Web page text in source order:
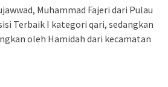
Muhammad Fajeri dari Pulau
Terbaik I kategori qari, sedangkan
oleh Hamidah dari kecamatan